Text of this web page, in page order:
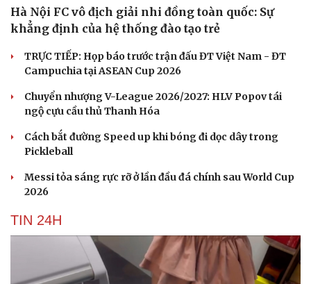
Hà Nội FC vô địch giải nhi đồng toàn quốc: Sự
khẳng định của hệ thống đào tạo trẻ
TRỰC TIẾP: Họp báo trước trận đấu ĐT Việt Nam - ĐT
Campuchia tại ASEAN Cup 2026
Chuyển nhượng V-League 2026/2027: HLV Popov tái
ngộ cựu cầu thủ Thanh Hóa
Cách bắt đường Speed up khi bóng đi dọc dây trong
Pickleball
Messi tỏa sáng rực rỡ ở lần đầu đá chính sau World Cup
2026
TIN 24H